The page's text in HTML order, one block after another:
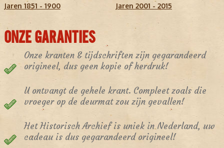
Jaren 1851 - 1900
Jaren 2001 - 2015
ONZE GARANTIES
Onze kranten & tijdschriften zijn gegarandeerd
origineel, dus geen kopie of herdruk!
U ontvangt de gehele krant. Compleet zoals die
vroeger op de deurmat zou zijn gevallen!
Het Historisch Archief is uniek in Nederland, uw
cadeau is dus gegarandeerd origineel!